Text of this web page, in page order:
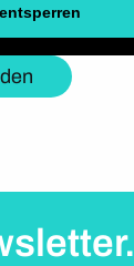
entsperren